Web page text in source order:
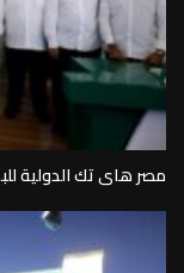
مصر هاى تك الدولية